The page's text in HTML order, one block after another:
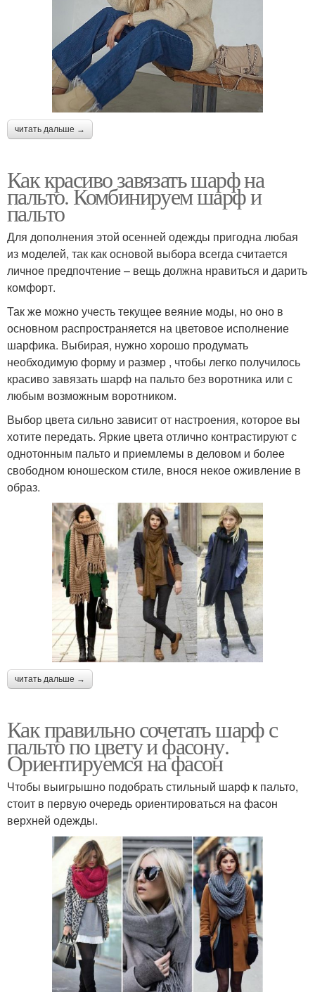
читать дальше →
Как красиво завязать шарф на
пальто. Комбинируем шарф и
пальто
Для дополнения этой осенней одежды пригодна любая
из моделей, так как основой выбора всегда считается
личное предпочтение – вещь должна нравиться и дарить
комфорт.
Так же можно учесть текущее веяние моды, но оно в
основном распространяется на цветовое исполнение
шарфика. Выбирая, нужно хорошо продумать
необходимую форму и размер , чтобы легко получилось
красиво завязать шарф на пальто без воротника или с
любым возможным воротником.
Выбор цвета сильно зависит от настроения, которое вы
хотите передать. Яркие цвета отлично контрастируют с
однотонным пальто и приемлемы в деловом и более
свободном юношеском стиле, внося некое оживление в
образ.
читать дальше →
Как правильно сочетать шарф с
пальто по цвету и фасону.
Ориентируемся на фасон
Чтобы выигрышно подобрать стильный шарф к пальто,
стоит в первую очередь ориентироваться на фасон
верхней одежды.